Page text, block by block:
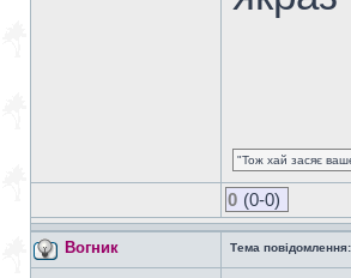
"Тож хай засяє
0 (0-0)
Вогник Тема повідомлення: